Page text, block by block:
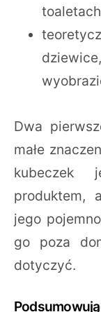
Dwa
małe
kubeczek
produktem,
jego
go poza
dotyczyć.